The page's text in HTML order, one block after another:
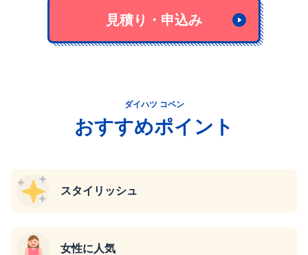
見積り・申込み
ダイハツ コペン
おすすめポイント
スタイリッシュ
女性に人気